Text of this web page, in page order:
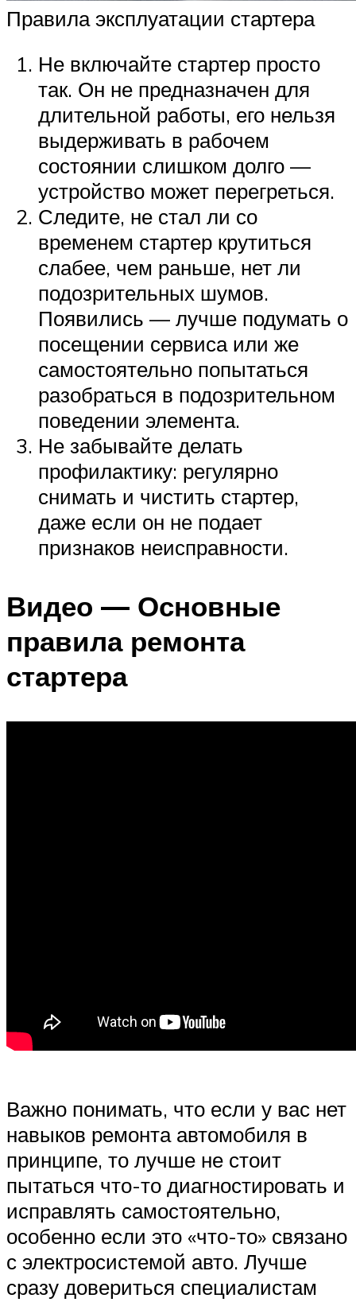
Правила эксплуатации стартера
Не включайте стартер просто
так. Он не предназначен для
длительной работы, его нельзя
выдерживать в рабочем
состоянии слишком долго —
устройство может перегреться.
Следите, не стал ли со
временем стартер крутиться
слабее, чем раньше, нет ли
подозрительных шумов.
Появились — лучше подумать о
посещении сервиса или же
самостоятельно попытаться
разобраться в подозрительном
поведении элемента.
Не забывайте делать
профилактику: регулярно
снимать и чистить стартер,
даже если он не подает
признаков неисправности.
Видео — Основные
правила ремонта
стартера
Важно понимать, что если у вас нет
навыков ремонта автомобиля в
принципе, то лучше не стоит
пытаться что-то диагностировать и
исправлять самостоятельно,
особенно если это «что-то» связано
с электросистемой авто. Лучше
сразу довериться специалистам